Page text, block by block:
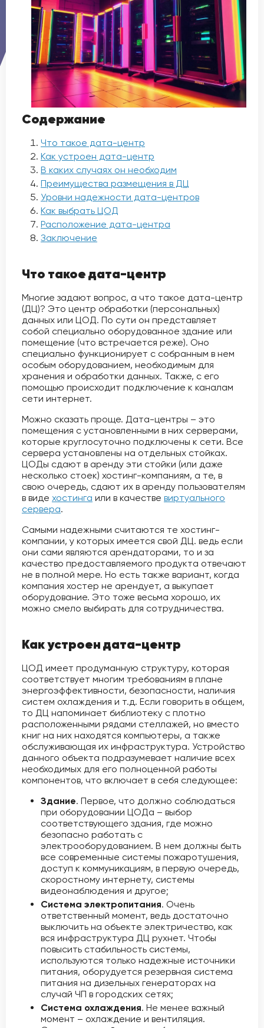
Содержание
Что такое дата-центр
Как устроен дата-центр
В каких случаях он необходим
Преимущества размещения в ДЦ
Уровни надежности дата-центров
Как выбрать ЦОД
Расположение дата-центра
Заключение
Что такое дата-центр
Многие задают вопрос, а что такое дата-центр
(ДЦ)? Это центр обработки (персональных)
данных или ЦОД. По сути он представляет
собой специально оборудованное здание или
помещение (что встречается реже). Оно
специально функционирует с собранным в нем
особым оборудованием, необходимым для
хранения и обработки данных. Также, с его
помощью происходит подключение к каналам
сети интернет.
Можно сказать проще. Дата-центры – это
помещения с установленными в них серверами,
которые круглосуточно подключены к сети. Все
сервера установлены на отдельных стойках.
ЦОДы сдают в аренду эти стойки (или даже
несколько стоек) хостинг-компаниям, а те, в
свою очередь, сдают их в аренду пользователям
в виде хостинга или в качестве виртуального
сервера.
Самыми надежными считаются те хостинг-
компании, у которых имеется свой ДЦ. ведь если
они сами являются арендаторами, то и за
качество предоставляемого продукта отвечают
не в полной мере. Но есть также вариант, когда
компания хостер не арендует, а выкупает
оборудование. Это тоже весьма хорошо, их
можно смело выбирать для сотрудничества.
Как устроен дата-центр
ЦОД имеет продуманную структуру, которая
соответствует многим требованиям в плане
энергоэффективности, безопасности, наличия
систем охлаждения и т.д. Если говорить в общем,
то ДЦ напоминает библиотеку с плотно
расположенными рядами стеллажей, но вместо
книг на них находятся компьютеры, а также
обслуживающая их инфраструктура. Устройство
данного объекта подразумевает наличие всех
необходимых для его полноценной работы
компонентов, что включает в себя следующее:
Здание. Первое, что должно соблюдаться
при оборудовании ЦОДа – выбор
соответствующего здания, где можно
безопасно работать с
электрооборудованием. В нем должны быть
все современные системы пожаротушения,
доступ к коммуникациям, в первую очередь,
скоростному интернету, системы
видеонаблюдения и другое;
Система электропитания. Очень
ответственный момент, ведь достаточно
выключить на объекте электричество, как
вся инфраструктура ДЦ рухнет. Чтобы
повысить стабильность системы,
используются только надежные источники
питания, оборудуется резервная система
питания на дизельных генераторах на
случай ЧП в городских сетях;
Система охлаждения. Не менее важный
момент – охлаждение и вентиляция.